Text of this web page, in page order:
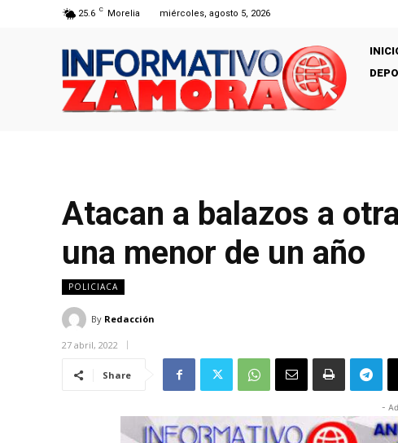
25.6 C Morelia miércoles, agosto 5, 2026
Atacan a balazos a
una menor de un año
POLICIACA
By Redacción
27 abril, 2022
Share
-